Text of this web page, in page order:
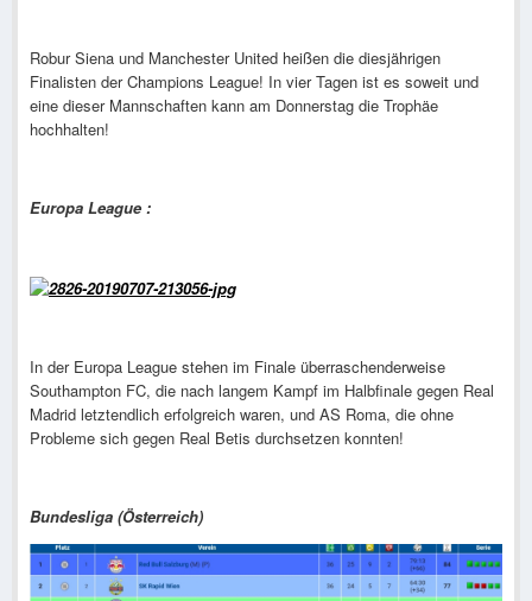
Robur Siena und Manchester United heißen die diesjährigen
Finalisten der Champions League! In vier Tagen ist es soweit und
eine dieser Mannschaften kann am Donnerstag die Trophäe
hochhalten!
Europa League :
In der Europa League stehen im Finale überraschenderweise
Southampton FC, die nach langem Kampf im Halbfinale gegen Real
Madrid letztendlich erfolgreich waren, und AS Roma, die ohne
Probleme sich gegen Real Betis durchsetzen konnten!
Bundesliga (Österreich)